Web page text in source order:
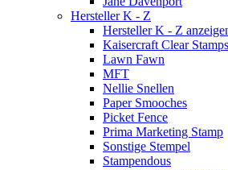
Hersteller K - Z
Hersteller K - Z
Kaisercraft Clear Stamps
Lawn Fawn
MFT
Nellie Snellen
Paper Smooches
Picket Fence
Prima Marketing Stamp
Sonstige Stempel
Stampendous